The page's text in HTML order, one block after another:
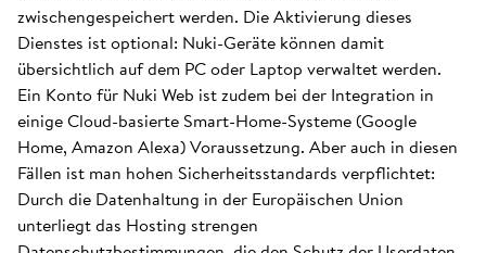
zwischengespeichert werden. Die Aktivierung dieses
Dienstes ist optional: Nuki-Geräte können damit
übersichtlich auf dem PC oder Laptop verwaltet werden.
Ein Konto für Nuki Web ist zudem bei der Integration in
einige Cloud-basierte Smart-Home-Systeme (Google
Home, Amazon Alexa) Voraussetzung. Aber auch in diesen
Fällen ist man hohen Sicherheitsstandards verpflichtet:
Durch die Datenhaltung in der Europäischen Union
unterliegt das Hosting strengen